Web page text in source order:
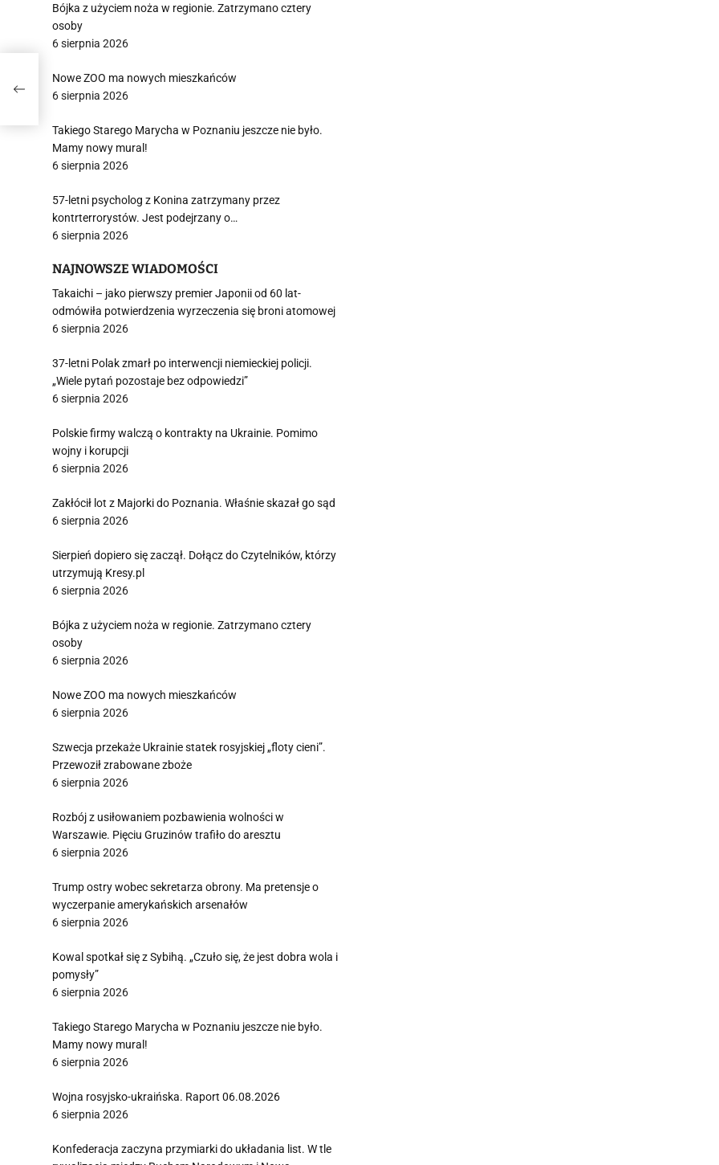
Bójka z użyciem noża w regionie. Zatrzymano cztery
osoby
6 sierpnia 2026
Nowe ZOO ma nowych mieszkańców
6 sierpnia 2026
Takiego Starego Marycha w Poznaniu jeszcze nie było.
Mamy nowy mural!
6 sierpnia 2026
57-letni psycholog z Konina zatrzymany przez
kontrterrorystów. Jest podejrzany o…
6 sierpnia 2026
NAJNOWSZE WIADOMOŚCI
Takaichi – jako pierwszy premier Japonii od 60 lat-
odmówiła potwierdzenia wyrzeczenia się broni atomowej
6 sierpnia 2026
37-letni Polak zmarł po interwencji niemieckiej policji.
„Wiele pytań pozostaje bez odpowiedzi”
6 sierpnia 2026
Polskie firmy walczą o kontrakty na Ukrainie. Pomimo
wojny i korupcji
6 sierpnia 2026
Zakłócił lot z Majorki do Poznania. Właśnie skazał go sąd
6 sierpnia 2026
Sierpień dopiero się zaczął. Dołącz do Czytelników, którzy
utrzymują Kresy.pl
6 sierpnia 2026
Bójka z użyciem noża w regionie. Zatrzymano cztery
osoby
6 sierpnia 2026
Nowe ZOO ma nowych mieszkańców
6 sierpnia 2026
Szwecja przekaże Ukrainie statek rosyjskiej „floty cieni”.
Przewoził zrabowane zboże
6 sierpnia 2026
Rozbój z usiłowaniem pozbawienia wolności w
Warszawie. Pięciu Gruzinów trafiło do aresztu
6 sierpnia 2026
Trump ostry wobec sekretarza obrony. Ma pretensje o
wyczerpanie amerykańskich arsenałów
6 sierpnia 2026
Kowal spotkał się z Sybihą. „Czuło się, że jest dobra wola i
pomysły”
6 sierpnia 2026
Takiego Starego Marycha w Poznaniu jeszcze nie było.
Mamy nowy mural!
6 sierpnia 2026
Wojna rosyjsko-ukraińska. Raport 06.08.2026
6 sierpnia 2026
Konfederacja zaczyna przymiarki do układania list. W tle